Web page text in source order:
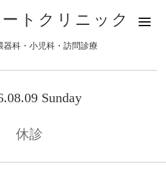
トクリニック
器科・小児科・訪問診療
Sunday
休診